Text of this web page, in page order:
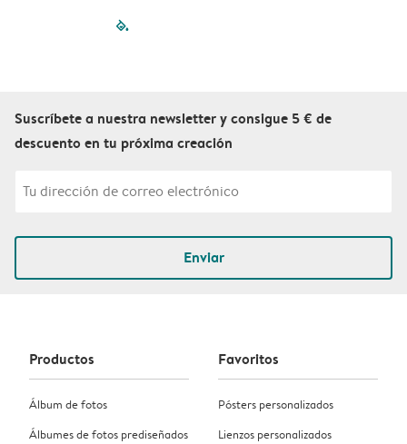
filled-pagination
Suscríbete a nuestra newsletter y consigue 5 € de
descuento en tu próxima creación
Enviar
Productos
Álbum de fotos
Álbumes de fotos prediseñados
Favoritos
Pósters personalizados
Lienzos personalizados